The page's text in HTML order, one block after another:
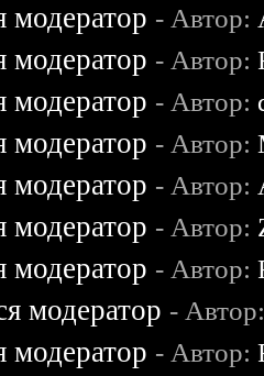
модератор - Автор:
модератор - Автор:
модератор - Автор:
модератор - Автор:
модератор - Автор:
модератор - Автор:
модератор - Автор:
модератор -
модератор - Автор: